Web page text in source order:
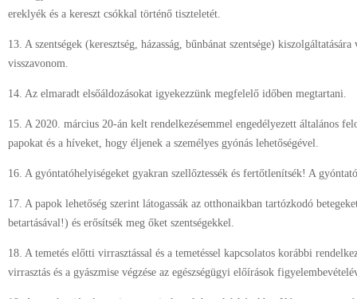
ereklyék és a kereszt csókkal történő tiszteletét.
13. A szentségek (keresztség, házasság, bűnbánat szentsége)
visszavonom.
14. Az elmaradt elsőáldozásokat igyekezzünk megfelelő időben megtartani.
15. A 2020. március 20-án kelt rendelkezésemmel engedélyezett általános
papokat és a híveket, hogy éljenek a személyes gyónás lehetőségével.
16. A gyóntatóhelyiségeket gyakran szellőztessék és fertőtlenítsék! A
17. A papok lehetőség szerint látogassák az otthonaikban tartózkodó
betartásával!) és erősítsék meg őket szentségekkel.
18. A temetés előtti virrasztással és a temetéssel kapcsolatos korábbi
virrasztás és a gyászmise végzése az egészségügyi előírások